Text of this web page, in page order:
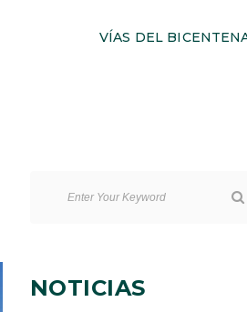
VÍAS DEL
NOTICIAS